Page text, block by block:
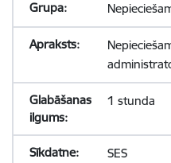
1 stunda
SES